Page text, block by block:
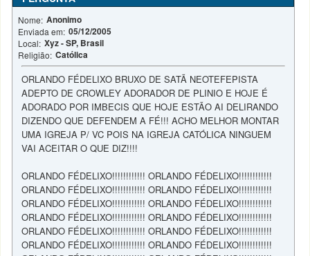
Nome: Anonimo
Enviada em: 05/12/2005
Local: Xyz - SP, Brasil
Religião: Católica
ORLANDO FÉDELIXO BRUXO DE SATÃ NEOTEFEPISTA
ADEPTO DE CROWLEY ADORADOR DE PLINIO E HOJE É
ADORADO POR IMBECIS QUE HOJE ESTÃO AI DELIRANDO
DIZENDO QUE DEFENDEM A FÉ!!! ACHO MELHOR MONTAR
UMA IGREJA P/ VC POIS NA IGREJA CATÓLICA NINGUEM
VAI ACEITAR O QUE DIZ!!!!
ORLANDO FÉDELIXO!!!!!!!!!!!! ORLANDO FÉDELIXO!!!!!!!!!!!!
ORLANDO FÉDELIXO!!!!!!!!!!!! ORLANDO FÉDELIXO!!!!!!!!!!!!
ORLANDO FÉDELIXO!!!!!!!!!!!! ORLANDO FÉDELIXO!!!!!!!!!!!!
ORLANDO FÉDELIXO!!!!!!!!!!!! ORLANDO FÉDELIXO!!!!!!!!!!!!
ORLANDO FÉDELIXO!!!!!!!!!!!! ORLANDO FÉDELIXO!!!!!!!!!!!!
ORLANDO FÉDELIXO!!!!!!!!!!!! ORLANDO FÉDELIXO!!!!!!!!!!!!